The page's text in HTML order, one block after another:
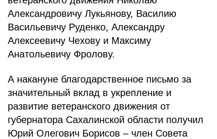
Александровичу Лукьянову, Василию
Васильевичу Руденко, Александру
Алексеевичу Чехову и Максиму
Анатольевичу Фролову.
А накануне благодарственное письмо за
значительный вклад в укрепление и
развитие ветеранского движения от
губернатора Сахалинской области получил
Юрий Олегович Борисов – член Совета